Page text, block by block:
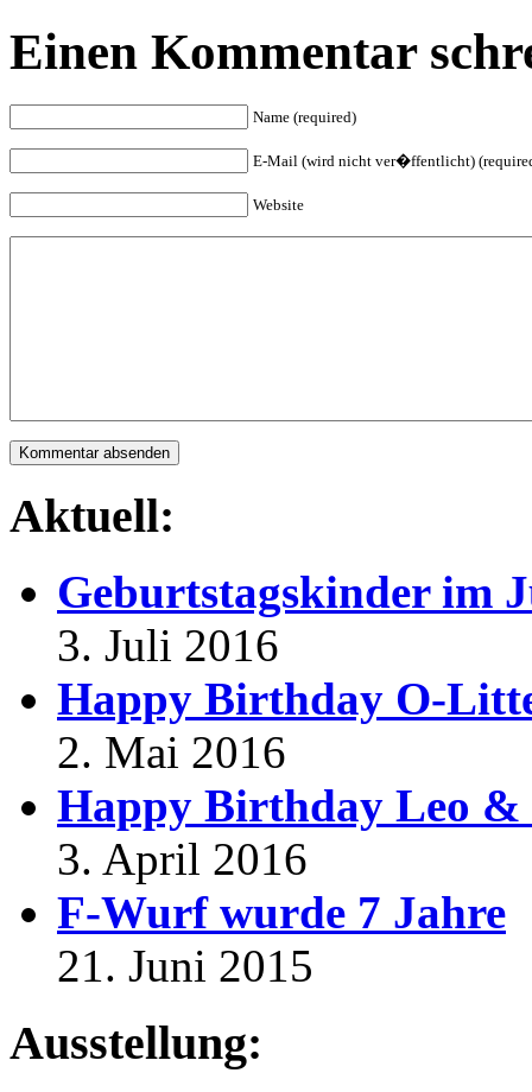
Einen Kommentar
Name (required)
E-Mail (wird nicht ver�ffentlicht)
Website
Aktuell:
Geburtstagskinder im
3. Juli 2016
Happy Birthday O-
2. Mai 2016
Happy Birthday Leo &
3. April 2016
F-Wurf wurde 7 Jahre
21. Juni 2015
Ausstellung: